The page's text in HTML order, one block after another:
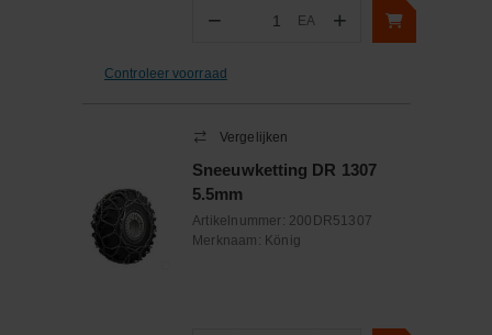
− Aantal
EA +
Controleer voorraad
Vergelijken
Sneeuwketting DR 1307
5.5mm
Artikelnummer: 200DR51307
Merknaam: König